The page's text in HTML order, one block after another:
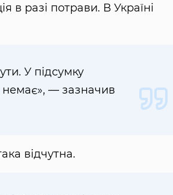
разі потрави. В Україні
У підсумку
— зазначив
відчутна.